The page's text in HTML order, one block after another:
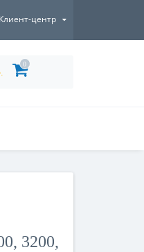
Клиент-центр
0
3200,